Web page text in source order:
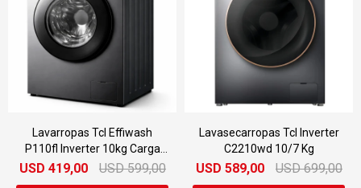
Lavarropas Tcl Effiwash
P110fl Inverter 10kg Carga
Frontal
USD 419,00 USD 599,00
Lavasecarropas Tcl Inverter
C2210wd 10/7 Kg
USD 589,00 USD 699,00